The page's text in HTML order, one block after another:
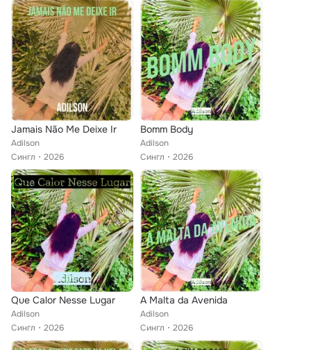
Jamais Não Me Deixe Ir
Adilson
Сингл
2026
Bomm Body
Adilson
Сингл
2026
Que Calor Nesse Lugar
Adilson
Сингл
2026
A Malta da Avenida
Adilson
Сингл
2026